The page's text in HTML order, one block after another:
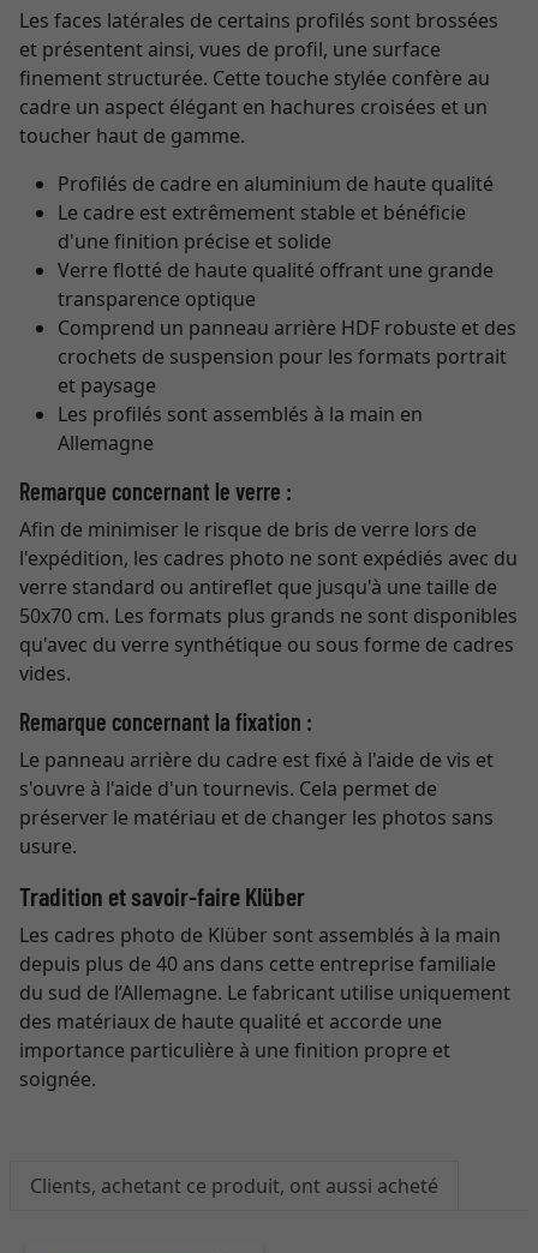
Les faces latérales de certains profilés sont brossées
et présentent ainsi, vues de profil, une surface
finement structurée. Cette touche stylée confère au
cadre un aspect élégant en hachures croisées et un
toucher haut de gamme.
Profilés de cadre en aluminium de haute qualité
Le cadre est extrêmement stable et bénéficie
d'une finition précise et solide
Verre flotté de haute qualité offrant une grande
transparence optique
Comprend un panneau arrière HDF robuste et des
crochets de suspension pour les formats portrait
et paysage
Les profilés sont assemblés à la main en
Allemagne
Remarque concernant le verre :
Afin de minimiser le risque de bris de verre lors de
l'expédition, les cadres photo ne sont expédiés avec du
verre standard ou antireflet que jusqu'à une taille de
50x70 cm. Les formats plus grands ne sont disponibles
qu'avec du verre synthétique ou sous forme de cadres
vides.
Remarque concernant la fixation :
Le panneau arrière du cadre est fixé à l'aide de vis et
s'ouvre à l'aide d'un tournevis. Cela permet de
préserver le matériau et de changer les photos sans
usure.
Tradition et savoir-faire Klüber
Les cadres photo de Klüber sont assemblés à la main
depuis plus de 40 ans dans cette entreprise familiale
du sud de l’Allemagne. Le fabricant utilise uniquement
des matériaux de haute qualité et accorde une
importance particulière à une finition propre et
soignée.
Clients, achetant ce produit, ont aussi acheté